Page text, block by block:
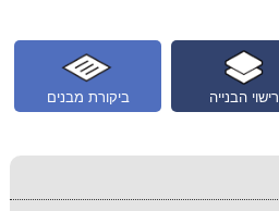
ביקורת מבנים רישוי הבנייה